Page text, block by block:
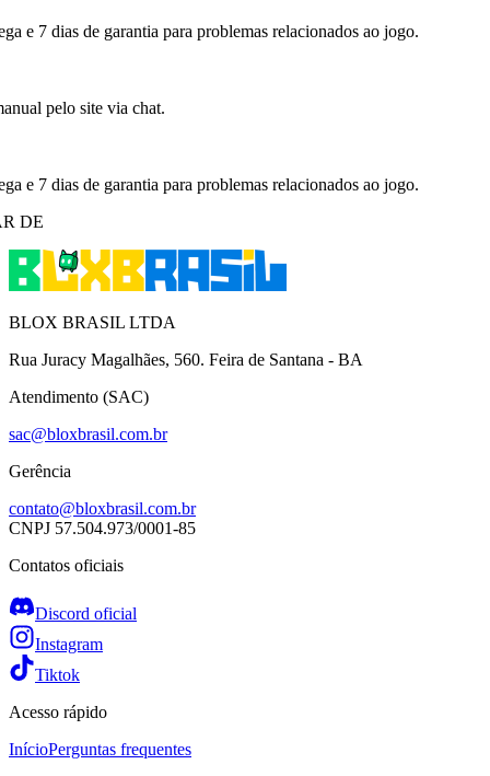
e 7 dias de garantia para problemas relacionados ao jogo.
pelo site via chat.
e 7 dias de garantia para problemas relacionados ao jogo.
DE
BLOX BRASIL LTDA
Rua Juracy Magalhães, 560. Feira de Santana - BA
Atendimento (SAC)
sac@bloxbrasil.com.br
Gerência
contato@bloxbrasil.com.br
CNPJ 57.504.973/0001-85
Contatos oficiais
Discord oficial
Instagram
Tiktok
Acesso rápido
InícioPerguntas frequentes